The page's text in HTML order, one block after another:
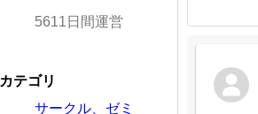
5611日間運営
カテゴリ
サークル、ゼミ